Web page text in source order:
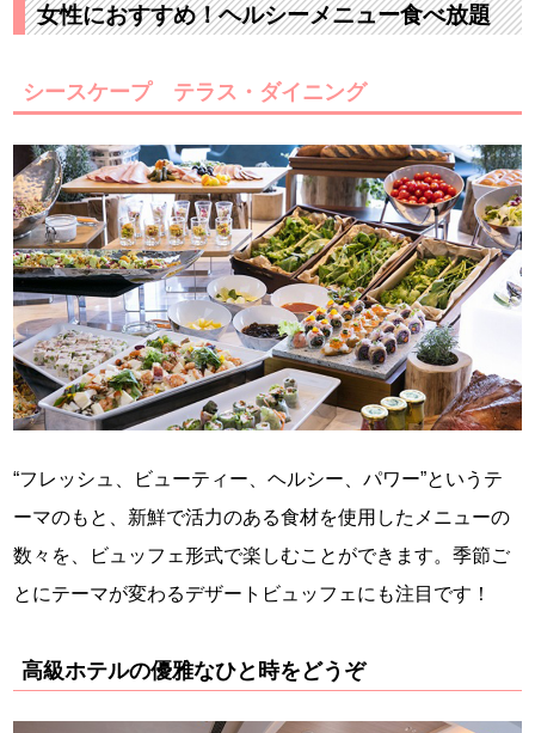
女性におすすめ！ヘルシーメニュー食べ放題
シースケープ テラス・ダイニング
“フレッシュ、ビューティー、ヘルシー、パワー”というテ
ーマのもと、新鮮で活力のある食材を使用したメニューの
数々を、ビュッフェ形式で楽しむことができます。季節ご
とにテーマが変わるデザートビュッフェにも注目です！
高級ホテルの優雅なひと時をどうぞ